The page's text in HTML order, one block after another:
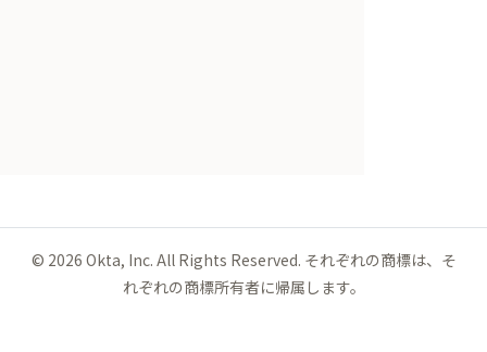
© 2026 Okta, Inc. All Rights Reserved. それぞれの商標は、そ
れぞれの商標所有者に帰属します。